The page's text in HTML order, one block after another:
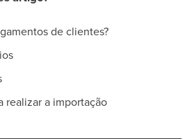
de clientes?
realizar a importação